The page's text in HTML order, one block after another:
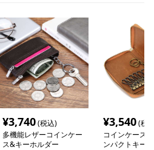
¥3,740(税込)
多機能レザーコインケー
ス&キーホルダー
¥3,540(税
コインケース
ンパクトキー